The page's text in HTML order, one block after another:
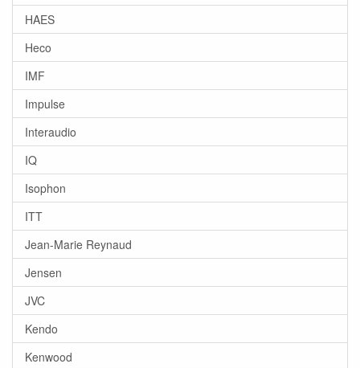
HAES
Heco
IMF
Impulse
Interaudio
IQ
Isophon
ITT
Jean-Marie Reynaud
Jensen
JVC
Kendo
Kenwood